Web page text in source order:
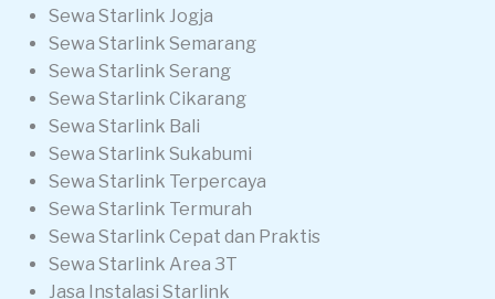
Sewa Starlink Jogja
Sewa Starlink Semarang
Sewa Starlink Serang
Sewa Starlink Cikarang
Sewa Starlink Bali
Sewa Starlink Sukabumi
Sewa Starlink Terpercaya
Sewa Starlink Termurah
Sewa Starlink Cepat dan Praktis
Sewa Starlink Area 3T
Jasa Instalasi Starlink